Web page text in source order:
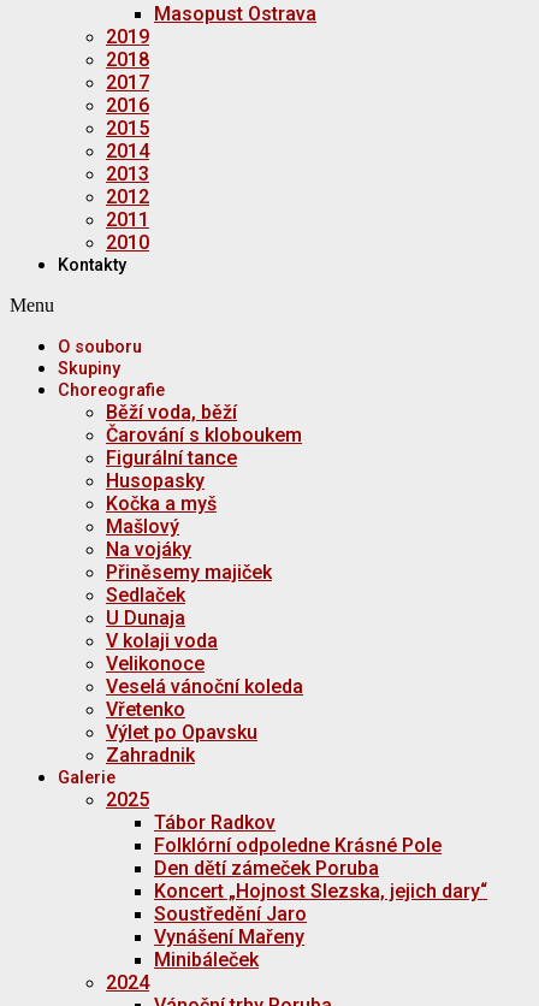
Masopust Ostrava
2019
2018
2017
2016
2015
2014
2013
2012
2011
2010
Kontakty
Menu
O souboru
Skupiny
Choreografie
Běží voda, běží
Čarování s kloboukem
Figurální tance
Husopasky
Kočka a myš
Mašlový
Na vojáky
Přiněsemy majiček
Sedlaček
U Dunaja
V kolaji voda
Velikonoce
Veselá vánoční koleda
Vřetenko
Výlet po Opavsku
Zahradnik
Galerie
2025
Tábor Radkov
Folklórní odpoledne Krásné Pole
Den dětí zámeček Poruba
Koncert „Hojnost Slezska, jejich dary“
Soustředění Jaro
Vynášení Mařeny
Minibáleček
2024